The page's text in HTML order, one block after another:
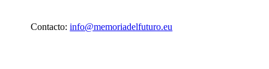
Contacto:info@memoriadelfuturo.eu